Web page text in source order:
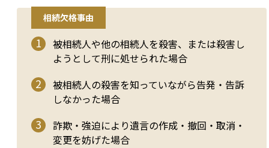
相続欠格事由
被相続人や他の相続人を殺害、または殺害し
ようとして刑に処せられた場合
被相続人の殺害を知っていながら告発・告訴
しなかった場合
詐欺・強迫により遺言の作成・撤回・取消・
変更を妨げた場合